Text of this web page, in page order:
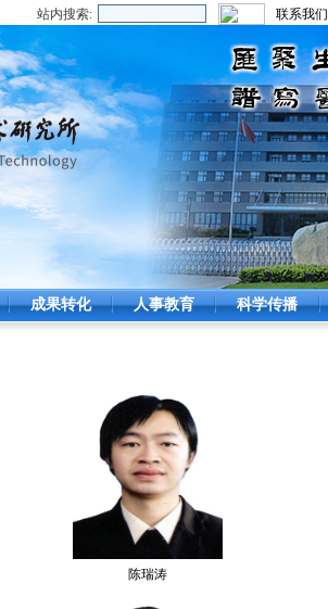
站内搜索: 联系我们
成果转化 人事教育 科学传播
陈瑞涛